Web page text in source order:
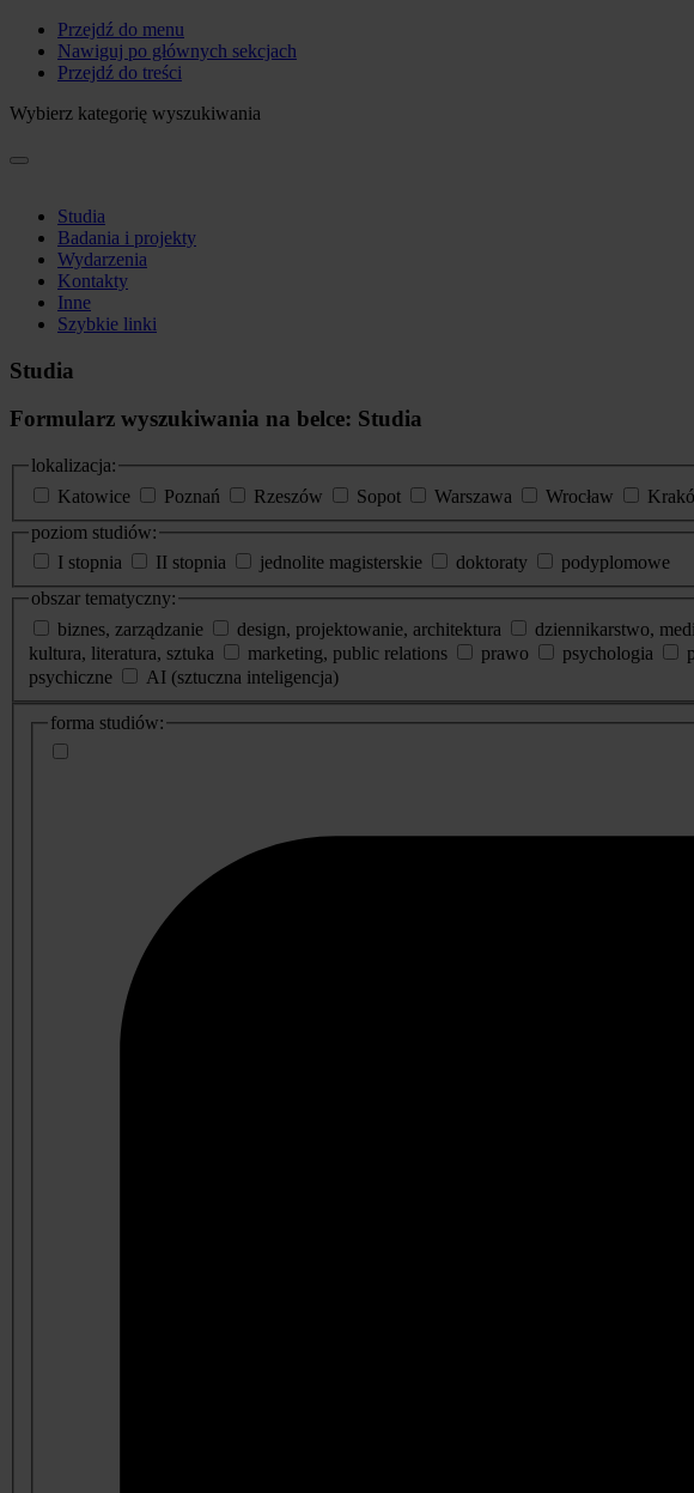
Przejdź do menu
Nawiguj po głównych sekcjach
Przejdź do treści
Wybierz kategorię wyszukiwania
Studia
Badania i projekty
Wydarzenia
Kontakty
Inne
Szybkie linki
Studia
Formularz wyszukiwania na belce: Studia
lokalizacja:
Katowice
Poznań Rzeszów Sopot Warszawa Wrocław
poziom studiów:
I stopnia
II stopnia jednolite magisterskie doktoraty
podyplomowe
obszar tematyczny:
biznes, zarządzanie
design, projektowanie, architektura dziennikarstwo,
kultura, literatura, sztuka
marketing, public relations prawo psychologia
psychiczne
AI (sztuczna inteligencja)
dodatkowe
informacje
forma studiów: